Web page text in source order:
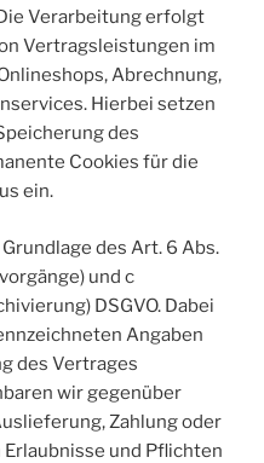
Verarbeitung erfolgt
Vertragsleistungen im
Abrechnung,
Hierbei setzen
des
Cookies für die
ein.
des Art. 6 Abs.
und c
DSGVO. Dabei
Angaben
des Vertrages
wir gegenüber
Zahlung oder
und Pflichten